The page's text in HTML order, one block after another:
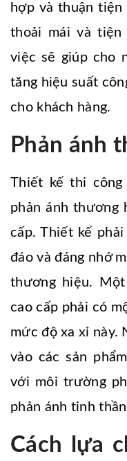
hợp và thuận
thoải mái và tiện
việc sẽ giúp cho
tăng hiệu suất
cho khách hàng.
Phản ánh
Thiết kế thi
phản ánh thương
cấp. Thiết kế
đáo và đáng nhớ
thương hiệu.
cao cấp phải có
mức độ xa xỉ này.
vào các sản
với môi trường
phản ánh tinh
Cách lựa